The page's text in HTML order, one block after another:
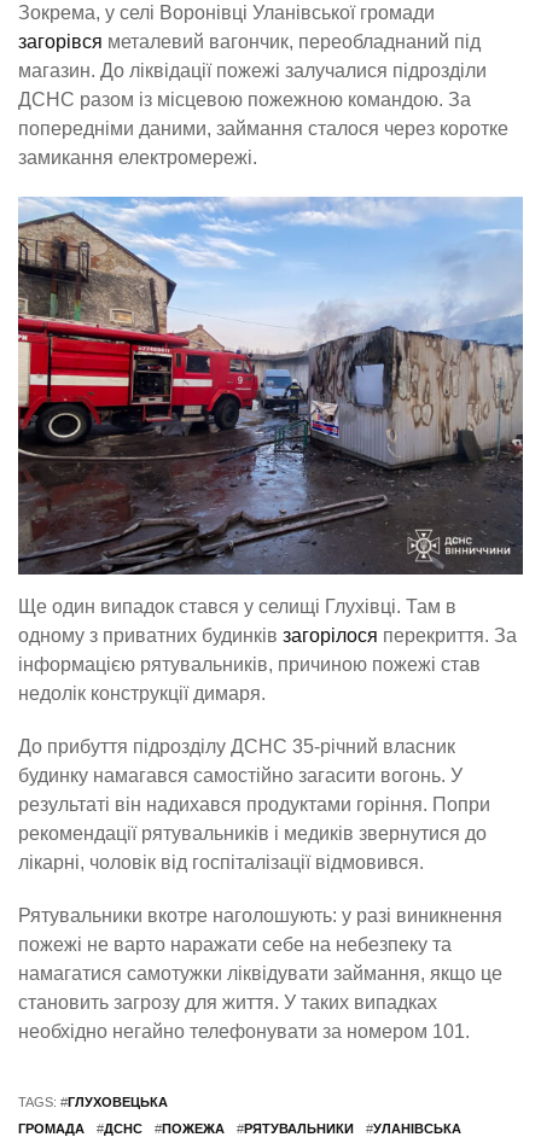
Зокрема, у селі Воронівці Уланівської громади
загорівся металевий вагончик, переобладнаний під
магазин. До ліквідації пожежі залучалися підрозділи
ДСНС разом із місцевою пожежною командою. За
попередніми даними, займання сталося через коротке
замикання електромережі.
Ще один випадок стався у селищі Глухівці. Там в
одному з приватних будинків загорілося перекриття. За
інформацією рятувальників, причиною пожежі став
недолік конструкції димаря.
До прибуття підрозділу ДСНС 35-річний власник
будинку намагався самостійно загасити вогонь. У
результаті він надихався продуктами горіння. Попри
рекомендації рятувальників і медиків звернутися до
лікарні, чоловік від госпіталізації відмовився.
Рятувальники вкотре наголошують: у разі виникнення
пожежі не варто наражати себе на небезпеку та
намагатися самотужки ліквідувати займання, якщо це
становить загрозу для життя. У таких випадках
необхідно негайно телефонувати за номером 101.
TAGS: #ГЛУХОВЕЦЬКА
ГРОМАДА
#ДСНС #ПОЖЕЖА #РЯТУВАЛЬНИКИ #УЛАНІВСЬКА